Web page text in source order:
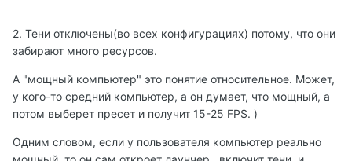
2. Тени отключены(во всех конфигурациях) потому, что они
забирают много ресурсов.
А "мощный компьютер" это понятие относительное. Может,
у кого-то средний компьютер, а он думает, что мощный, а
потом выберет пресет и получит 15-25 FPS. )
Одним словом, если у пользователя компьютер реально